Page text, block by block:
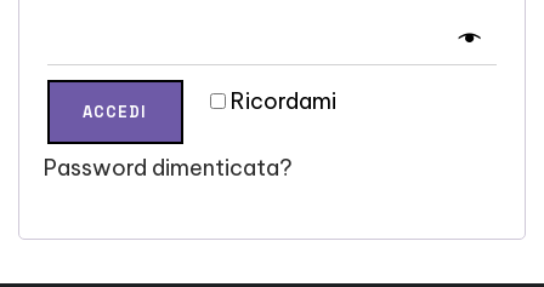
Ricordami
ACCEDI
Password dimenticata?